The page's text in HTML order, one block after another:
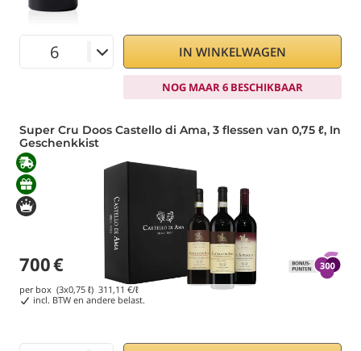
IN WINKELWAGEN
NOG MAAR 6 BESCHIKBAAR
Super Cru Doos Castello di Ama, 3 flessen van 0,75 ℓ, In
Geschenkkist
700€
per box (3x0,75 ℓ) 311,11 €/ℓ
incl. BTW en andere belast.